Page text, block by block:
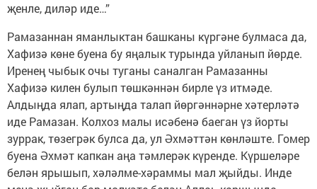
җенле, диләр иде…”
Рамазаннан яманлыктан башканы күргәне булмаса да,
Хафизә көне буена бу яңалык турында уйланып йөрде.
Иренең чыбык очы туганы саналган Рамазанны
Хафизә килен булып төшкәннән бирле үз итмәде.
Алдыңда ялап, артыңда талап йөргәннәрне хәтерләтә
иде Рамазан. Колхоз малы исәбенә баеган үз йорты
зуррак, төзегрәк булса да, ул Әхмәттән көнләште. Гомер
буена Әхмәт капкан аңа тәмлерәк күренде. Күршеләре
белән ярышып, хәләлме-хәраммы мал җыйды. Инде